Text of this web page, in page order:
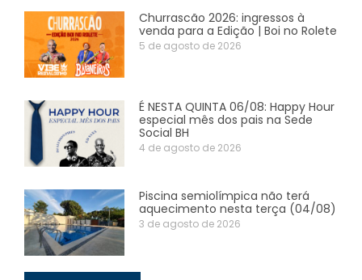
Churrascão 2026: ingressos à
venda para a Edição | Boi no Rolete
5 de agosto de 2026
É NESTA QUINTA 06/08: Happy Hour
especial mês dos pais na Sede
Social BH
4 de agosto de 2026
Piscina semiolímpica não terá
aquecimento nesta terça (04/08)
3 de agosto de 2026